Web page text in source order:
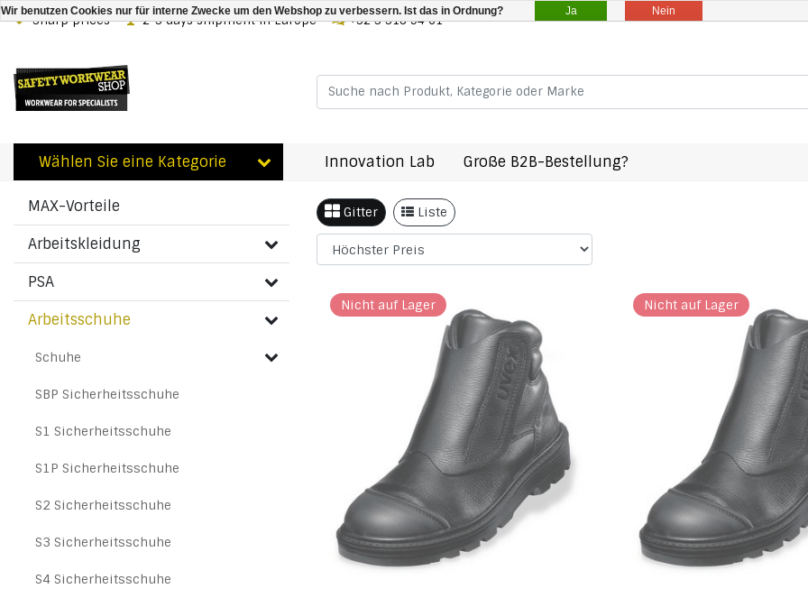
Sharp prices 2-3 days shipment in Europe +32 3 318 94 61
Wählen Sie eine Kategorie Innovation Lab Große B2B-Bestellung?
Zurück zu Arbeitsschuhe|Arbeitsschuhe Schweißen Schuhe
Kategorien
MAX-Vorteile
Arbeitskleidung
PSA
Arbeitsschuhe
Schuhe
SBP Sicherheitsschuhe
S1 Sicherheitsschuhe
S1P Sicherheitsschuhe
S2 Sicherheitsschuhe
S3 Sicherheitsschuhe
S4 Sicherheitsschuhe
Schweißen Schuhe
Gitter Liste
Nicht auf Lager Nicht auf Lager
Wir benutzen Cookies nur für interne Zwecke um den Webshop zu verbessern. Ist das in Ordnung? Ja Nein